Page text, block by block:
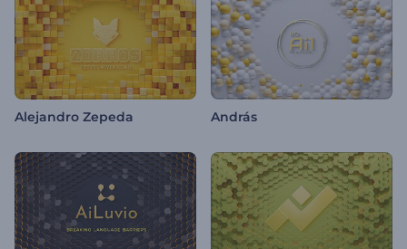
Alejandro Zepeda András